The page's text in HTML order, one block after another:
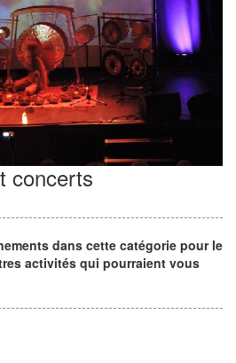
concerts
dans cette catégorie pour le
activités qui pourraient vous